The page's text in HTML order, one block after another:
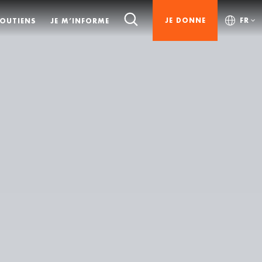
JE M’INFORME JE DONNE FR